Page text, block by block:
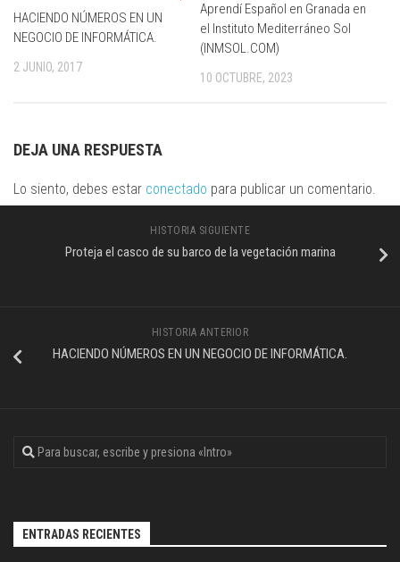
HACIENDO NÚMEROS EN UN
NEGOCIO DE INFORMÁTICA.
2 JUNIO, 2017
Aprendí Español en Granada en
el Instituto Mediterráneo Sol
(INMSOL.COM)
10 OCTUBRE, 2023
DEJA UNA RESPUESTA
Lo siento, debes estar conectado para publicar un comentario.
HISTORIA SIGUIENTE
Proteja el casco de su barco de la vegetación marina
HISTORIA ANTERIOR
HACIENDO NÚMEROS EN UN NEGOCIO DE INFORMÁTICA.
ENTRADAS RECIENTES